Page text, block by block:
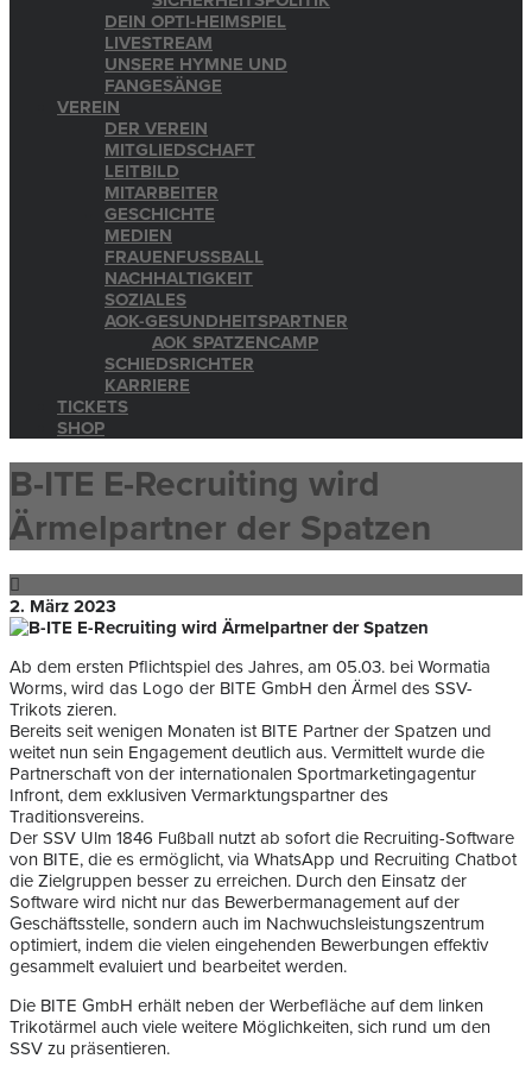
DEIN OPTI-HEIMSPIEL
LIVESTREAM
UNSERE HYMNE UND
FANGESÄNGE
VEREIN
DER VEREIN
MITGLIEDSCHAFT
LEITBILD
MITARBEITER
GESCHICHTE
MEDIEN
FRAUENFUSSBALL
NACHHALTIGKEIT
SOZIALES
AOK-GESUNDHEITSPARTNER
AOK SPATZENCAMP
SCHIEDSRICHTER
KARRIERE
TICKETS
SHOP
B-ITE E-Recruiting wird
Ärmelpartner der Spatzen
2. März 2023
Ab dem ersten Pflichtspiel des Jahres, am 05.03. bei Wormatia
Worms, wird das Logo der BITE GmbH den Ärmel des SSV-
Trikots zieren.
Bereits seit wenigen Monaten ist BITE Partner der Spatzen und
weitet nun sein Engagement deutlich aus. Vermittelt wurde die
Partnerschaft von der internationalen Sportmarketingagentur
Infront, dem exklusiven Vermarktungspartner des
Traditionsvereins.
Der SSV Ulm 1846 Fußball nutzt ab sofort die Recruiting-Software
von BITE, die es ermöglicht, via WhatsApp und Recruiting Chatbot
die Zielgruppen besser zu erreichen. Durch den Einsatz der
Software wird nicht nur das Bewerbermanagement auf der
Geschäftsstelle, sondern auch im Nachwuchsleistungszentrum
optimiert, indem die vielen eingehenden Bewerbungen effektiv
gesammelt evaluiert und bearbeitet werden.
Die BITE GmbH erhält neben der Werbefläche auf dem linken
Trikotärmel auch viele weitere Möglichkeiten, sich rund um den
SSV zu präsentieren.